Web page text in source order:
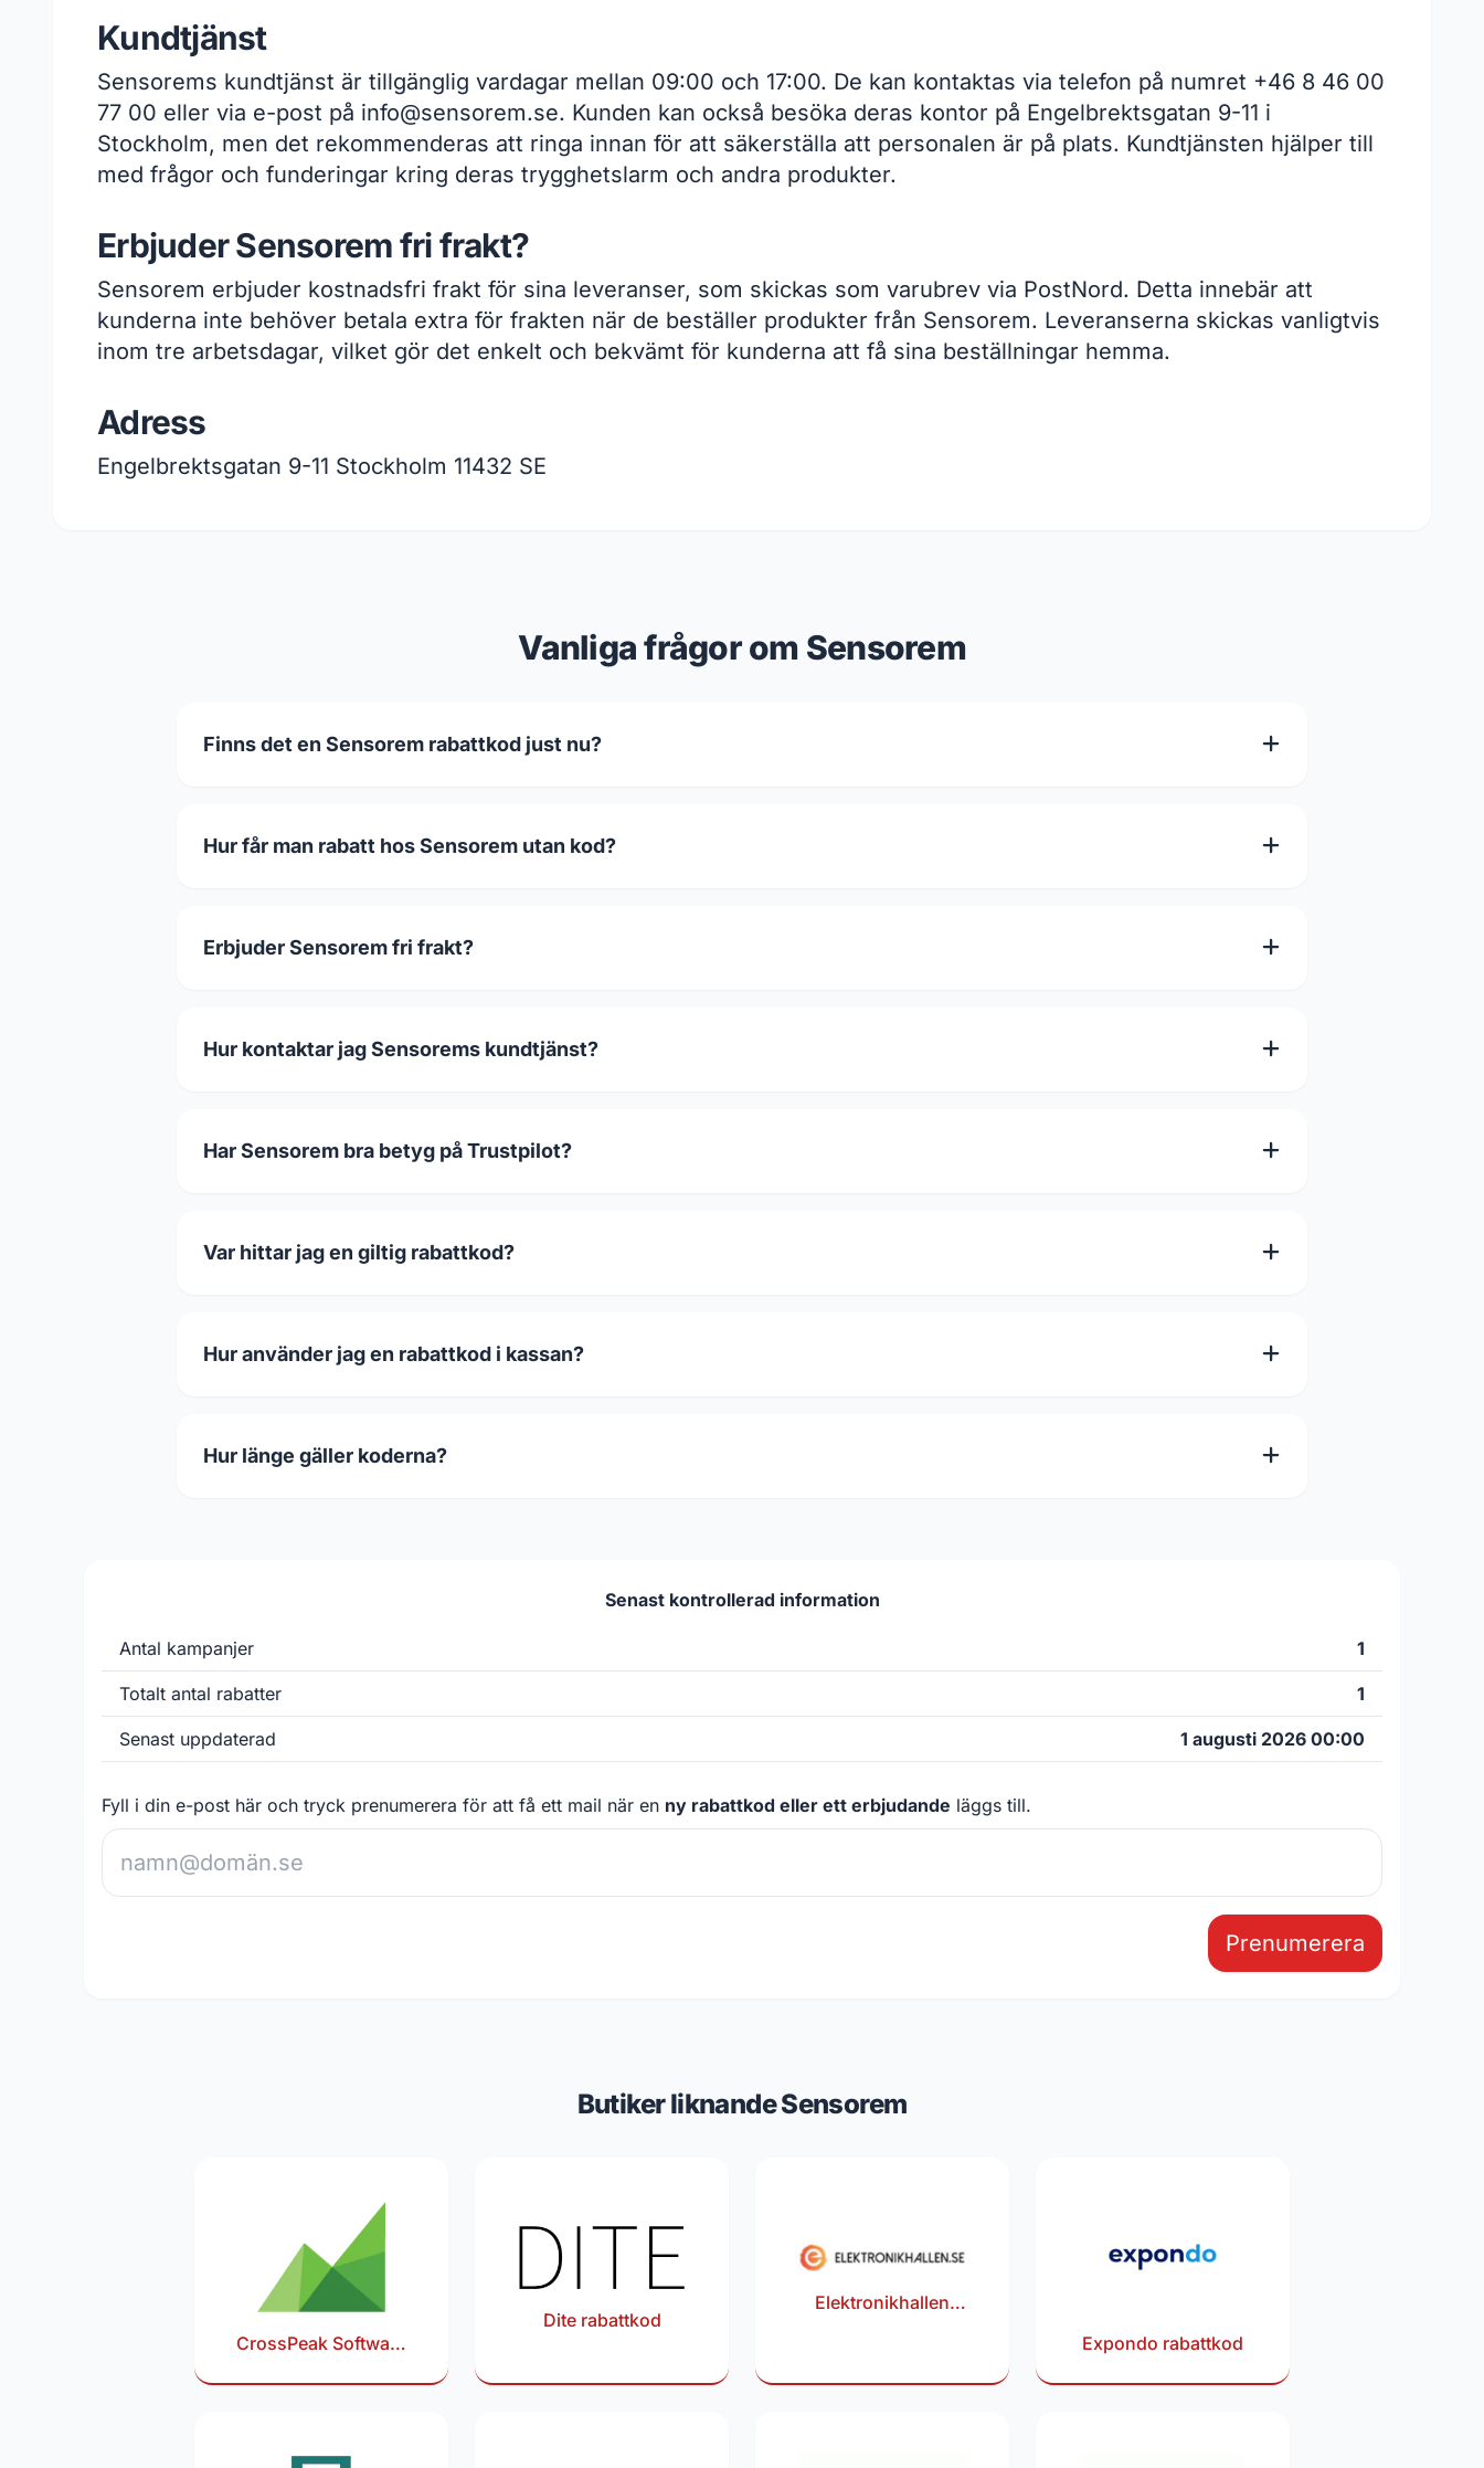
Kundtjänst
Sensorems kundtjänst är tillgänglig vardagar mellan 09:00 och 17:00. De kan kontaktas via telefon på numret +46 8 46 00
77 00 eller via e-post på info@sensorem.se. Kunden kan också besöka deras kontor på Engelbrektsgatan 9-11 i
Stockholm, men det rekommenderas att ringa innan för att säkerställa att personalen är på plats. Kundtjänsten hjälper till
med frågor och funderingar kring deras trygghetslarm och andra produkter.
Erbjuder Sensorem fri frakt?
Sensorem erbjuder kostnadsfri frakt för sina leveranser, som skickas som varubrev via PostNord. Detta innebär att
kunderna inte behöver betala extra för frakten när de beställer produkter från Sensorem. Leveranserna skickas vanligtvis
inom tre arbetsdagar, vilket gör det enkelt och bekvämt för kunderna att få sina beställningar hemma.
Adress
Engelbrektsgatan 9-11 Stockholm 11432 SE
Vanliga frågor om Sensorem
Finns det en Sensorem rabattkod just nu?
Hur får man rabatt hos Sensorem utan kod?
Erbjuder Sensorem fri frakt?
Hur kontaktar jag Sensorems kundtjänst?
Har Sensorem bra betyg på Trustpilot?
Var hittar jag en giltig rabattkod?
Hur använder jag en rabattkod i kassan?
Hur länge gäller koderna?
Senast kontrollerad information
Antal kampanjer 1
Totalt antal rabatter 1
Senast uppdaterad 1 augusti 2026 00:00
Fyll i din e-post här och tryck prenumerera för att få ett mail när en ny rabattkod eller ett erbjudande läggs till.
Prenumerera
Butiker liknande Sensorem
CrossPeak Software
Dite rabattkod
Elektronikhallen
Expondo rabattkod